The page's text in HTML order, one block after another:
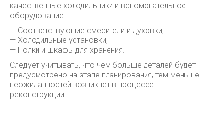
качественные холодильники и вспомогательное
оборудование:
— Соответствующие смесители и духовки,
— Холодильные установки,
— Полки и шкафы для хранения.
Следует учитывать, что чем больше деталей будет
предусмотрено на этапе планирования, тем меньше
неожиданностей возникнет в процессе
реконструкции.